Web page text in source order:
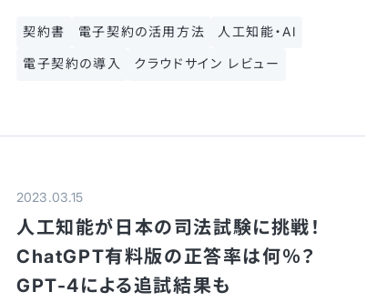
契約書 電子契約の活用方法 人工知能・AI
電子契約の導入 クラウドサイン レビュー
2023.03.15
人工知能が日本の司法試験に挑戦！
ChatGPT有料版の正答率は何％？
GPT-4による追試結果も